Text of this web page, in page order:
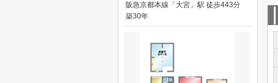
阪急京都本線「大宮」駅 徒歩443分
築30年